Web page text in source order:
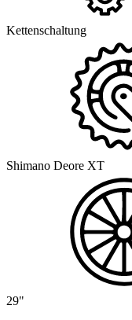
Kettenschaltung
Shimano Deore XT
29"